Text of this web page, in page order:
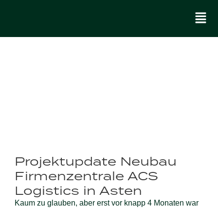
Projektupdate Neubau
Firmenzentrale ACS
Logistics in Asten
Kaum zu glauben, aber erst vor knapp 4 Monaten war